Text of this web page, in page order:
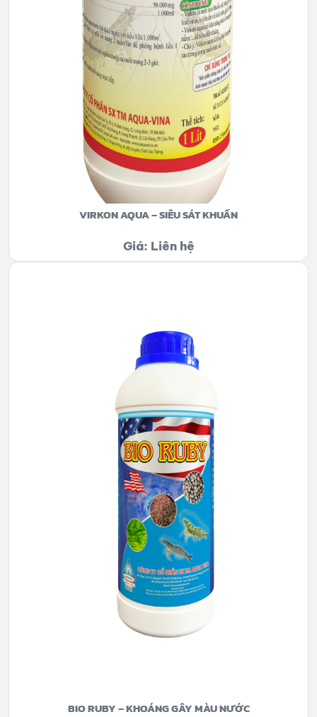
VIRKON AQUA – SIÊU SÁT KHUẨN
Giá: Liên hệ
BIO RUBY – KHOÁNG GÂY MÀU NƯỚC